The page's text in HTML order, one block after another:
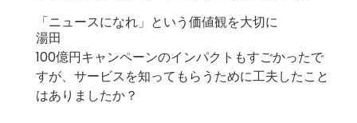
「ニュースになれ」という価値観を大切に
湯田
100億円キャンペーンのインパクトもすごかったで
すが、サービスを知ってもらうために工夫したこと
はありましたか？